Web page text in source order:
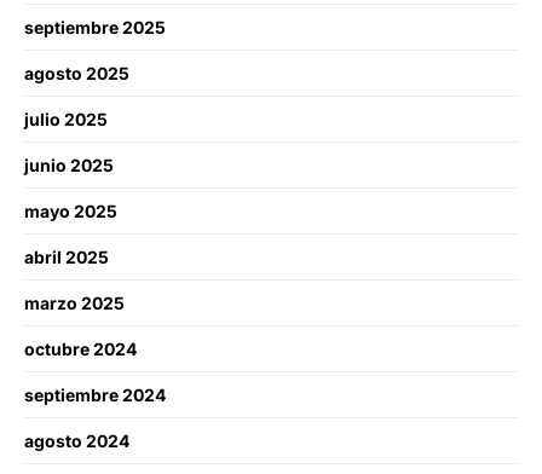
septiembre 2025
agosto 2025
julio 2025
junio 2025
mayo 2025
abril 2025
marzo 2025
octubre 2024
septiembre 2024
agosto 2024